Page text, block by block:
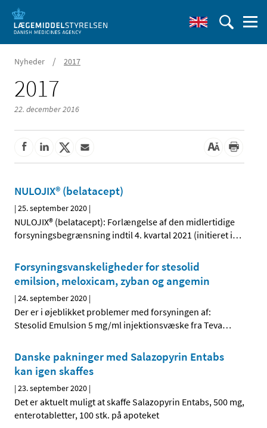
Nyheder / 2017
2017
22. december 2016
NULOJIX® (belatacept)
|25. september 2020 |
NULOJIX® (belatacept): Forlængelse af den midlertidige
forsyningsbegrænsning indtil 4. kvartal 2021 (initieret i…
Forsyningsvanskeligheder for stesolid
emilsion, meloxicam, zyban og angemin
|24. september 2020 |
Der er i øjeblikket problemer med forsyningen af:
Stesolid Emulsion 5 mg/ml injektionsvæske fra Teva…
Danske pakninger med Salazopyrin Entabs
kan igen skaffes
|23. september 2020 |
Det er aktuelt muligt at skaffe Salazopyrin Entabs, 500 mg,
enterotabletter, 100 stk. på apoteket